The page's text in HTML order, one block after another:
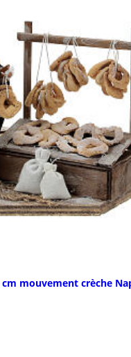
mouvement crèche